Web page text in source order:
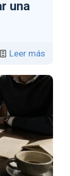
una
Leer más